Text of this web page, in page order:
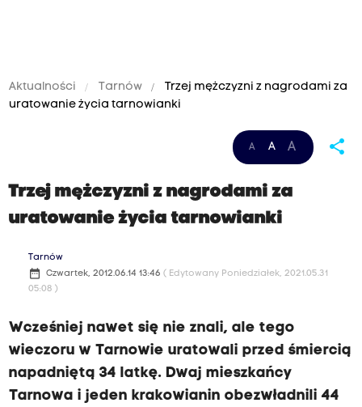
Aktualności Tarnów
Trzej mężczyzni z nagrodami za
uratowanie życia tarnowianki
A A A share
Trzej mężczyzni z nagrodami za
uratowanie życia tarnowianki
Tarnów
date_range Czwartek, 2012.06.14 13:46 ( Edytowany Poniedziałek, 2021.05.31
05:08 )
Wcześniej nawet się nie znali, ale tego
wieczoru w Tarnowie uratowali przed śmiercią
napadniętą 34 latkę. Dwaj mieszkańcy
Tarnowa i jeden krakowianin obezwładnili 44